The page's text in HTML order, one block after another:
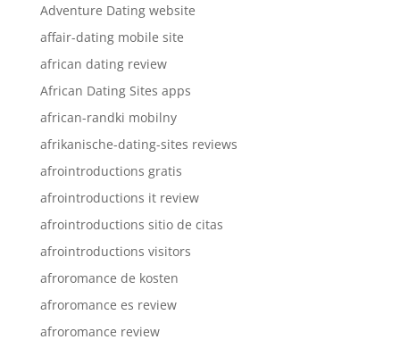
Adventure Dating website
affair-dating mobile site
african dating review
African Dating Sites apps
african-randki mobilny
afrikanische-dating-sites reviews
afrointroductions gratis
afrointroductions it review
afrointroductions sitio de citas
afrointroductions visitors
afroromance de kosten
afroromance es review
afroromance review